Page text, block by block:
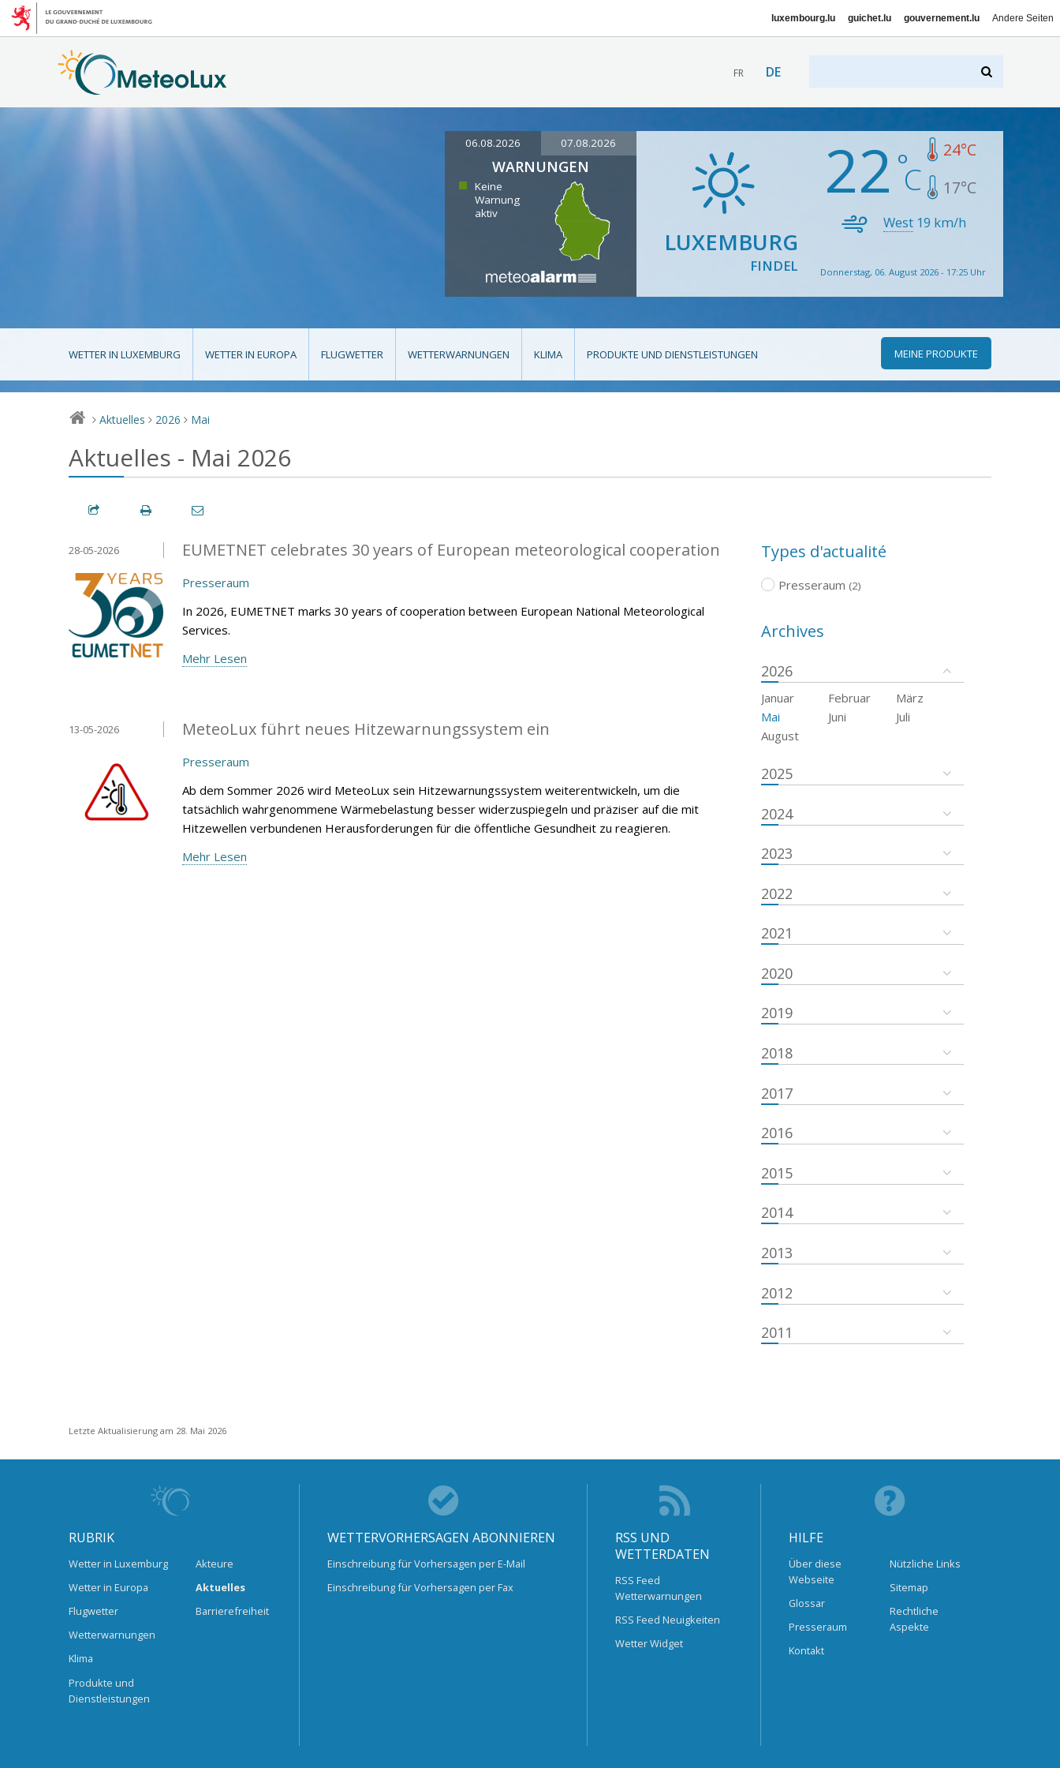
luxembourg.lu guichet.lu gouvernement.lu Andere Seiten
FR DE
06.08.2026 07.08.2026
WARNUNGEN
Keine
Warnung
aktiv
LUXEMBURG
FINDEL
22 24°C
17°C
West 19 km/h
Donnerstag, 06. August 2026 - 17:25 Uhr
WETTER IN LUXEMBURG WETTER IN EUROPA FLUGWETTER WETTERWARNUNGEN KLIMA PRODUKTE UND DIENSTLEISTUNGEN MEINE PRODUKTE
> Aktuelles > 2026 > Mai
Aktuelles - Mai 2026
EUMETNET celebrates 30 years of European meteorological cooperation
28-05-2026
Presseraum
In 2026, EUMETNET marks 30 years of cooperation between European National Meteorological
Services.
Mehr Lesen
MeteoLux führt neues Hitzewarnungssystem ein
13-05-2026
Presseraum
Ab dem Sommer 2026 wird MeteoLux sein Hitzewarnungssystem weiterentwickeln, um die
tatsächlich wahrgenommene Wärmebelastung besser widerzuspiegeln und präziser auf die mit
Hitzewellen verbundenen Herausforderungen für die öffentliche Gesundheit zu reagieren.
Mehr Lesen
Types d'actualité
Presseraum (2)
Archives
2026
Januar Februar
März
Mai
Juni
Juli
August
2025
2024
2023
2022
2021
2020
2019
2018
2017
2016
2015
2014
2013
2012
2011
Letzte Aktualisierung am 28. Mai 2026
RUBRIK
Wetter in Luxemburg
Wetter in Europa
Flugwetter
Wetterwarnungen
Klima
Produkte und
Dienstleistungen
Akteure
Aktuelles
Barrierefreiheit
WETTERVORHERSAGEN ABONNIEREN
Einschreibung für Vorhersagen per E-Mail
Einschreibung für Vorhersagen per Fax
RSS UND
WETTERDATEN
RSS Feed
Wetterwarnungen
RSS Feed Neuigkeiten
Wetter Widget
HILFE
Über diese
Webseite
Glossar
Presseraum
Kontakt
Nützliche Links
Sitemap
Rechtliche
Aspekte